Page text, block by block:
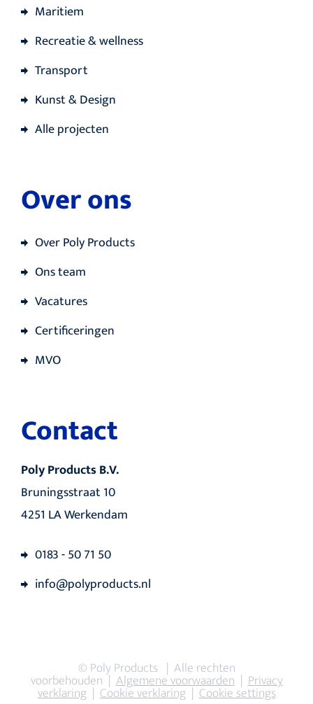
Maritiem
Recreatie & wellness
Transport
Kunst & Design
Alle projecten
Over ons
Over Poly Products
Ons team
Vacatures
Certificeringen
MVO
Contact
Poly Products B.V.
Bruningsstraat 10
4251 LA Werkendam
0183 - 50 71 50
info@polyproducts.nl
© Poly Products | Alle rechten
voorbehouden |Algemene voorwaarden|Privacy
verklaring|Cookie verklaring|Cookie settings